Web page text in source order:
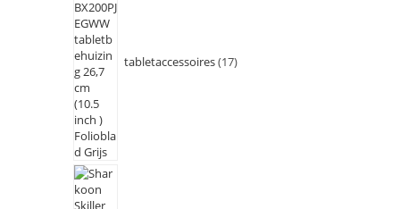
tabletaccessoires 17